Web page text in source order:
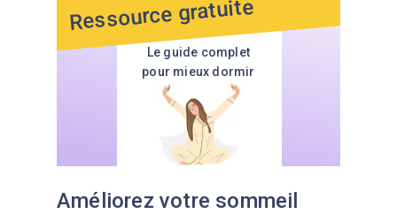
Améliorez votre sommeil
Le guide complet
pour mieux dormir
Ressource gratuite